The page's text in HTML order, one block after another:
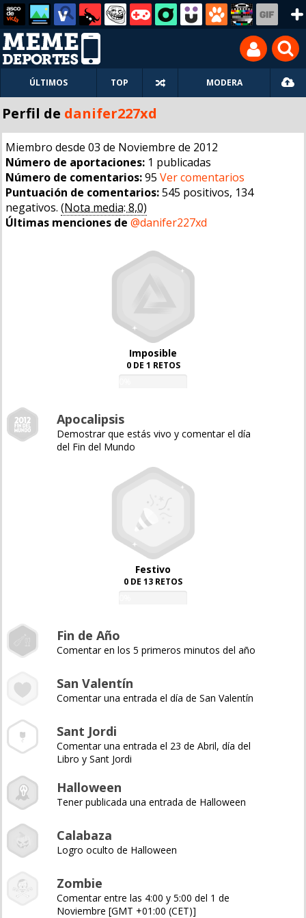
ÚLTIMOS TOP MODERA
Perfil de danifer227xd
Miembro desde 03 de Noviembre de 2012
Número de aportaciones: 1 publicadas
Número de comentarios:95 Ver comentarios
Puntuación de comentarios:545 positivos, 134
negativos. (Nota media: 8,0)
Últimas menciones de @danifer227xd
Imposible
0 DE 1 RETOS
Apocalipsis
Demostrar que estás vivo y comentar el día
del Fin del Mundo
Festivo
0 DE 13 RETOS
Fin de Año
Comentar en los 5 primeros minutos del año
San Valentín
Comentar una entrada el día de San Valentín
Sant Jordi
Comentar una entrada el 23 de Abril, día del
Libro y Sant Jordi
Halloween
Tener publicada una entrada de Halloween
Calabaza
Logro oculto de Halloween
Zombie
Comentar entre las 4:00 y 5:00 del 1 de
Noviembre [GMT +01:00 (CET)]